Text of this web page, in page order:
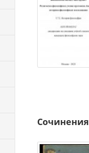
Сочинения